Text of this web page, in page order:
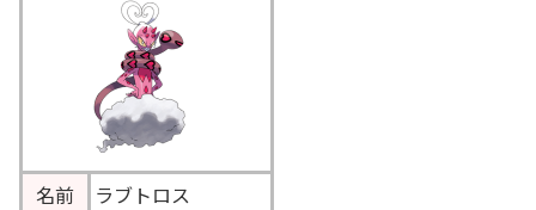
名前
ラブトロス